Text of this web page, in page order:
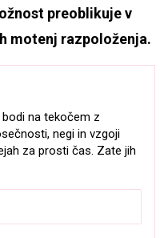
preoblikuje v
motenj razpoloženja.
na tekočem z
negi in vzgoji
za prosti čas. Zate jih